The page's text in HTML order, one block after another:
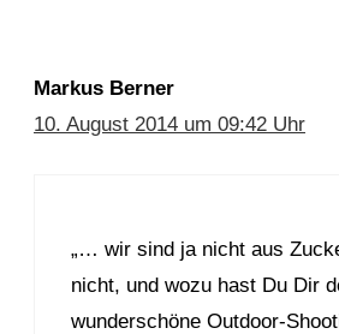
Markus Berner
10. August 2014 um 09:42 Uhr
„… wir sind ja nicht aus
nicht, und wozu hast Du Dir
wunderschöne Outdoor-